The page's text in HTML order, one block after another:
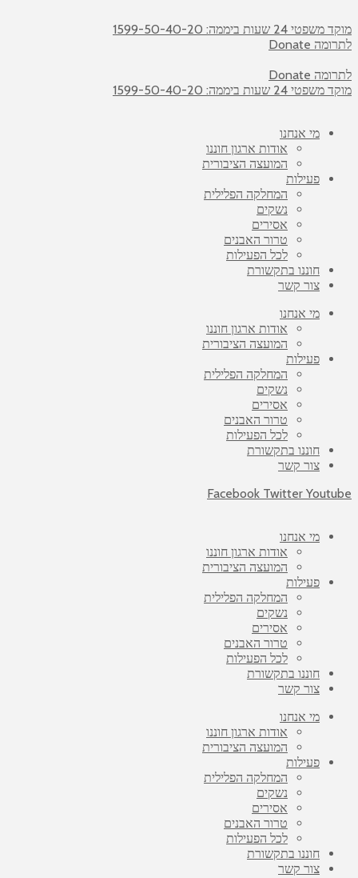
מוקד משפטי 24 שעות ביממה: 1599-50-40-20
לתרומה Donate
לתרומה Donate
מוקד משפטי 24 שעות ביממה: 1599-50-40-20
מי אנחנו
אודות ארגון חוננו
המועצה הציבורית
פעילות
המחלקה הפלילית
נשקים
אסירים
טרור האבנים
לכל הפעילות
חוננו בתקשורת
צור קשר
מי אנחנו
אודות ארגון חוננו
המועצה הציבורית
פעילות
המחלקה הפלילית
נשקים
אסירים
טרור האבנים
לכל הפעילות
חוננו בתקשורת
צור קשר
Facebook Twitter Youtube
מי אנחנו
אודות ארגון חוננו
המועצה הציבורית
פעילות
המחלקה הפלילית
נשקים
אסירים
טרור האבנים
לכל הפעילות
חוננו בתקשורת
צור קשר
מי אנחנו
אודות ארגון חוננו
המועצה הציבורית
פעילות
המחלקה הפלילית
נשקים
אסירים
טרור האבנים
לכל הפעילות
חוננו בתקשורת
צור קשר